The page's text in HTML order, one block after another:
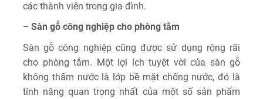
các thành viên trong gia đình.
– Sàn gỗ công nghiệp cho phòng tắm
Sàn gỗ công nghiệp cũng được sử dụng rộng rãi
cho phòng tắm. Một lợi ích tuyệt vời của sàn gỗ
không thấm nước là lớp bề mặt chống nước, đó là
tính năng quan trọng nhất của một số sản phẩm